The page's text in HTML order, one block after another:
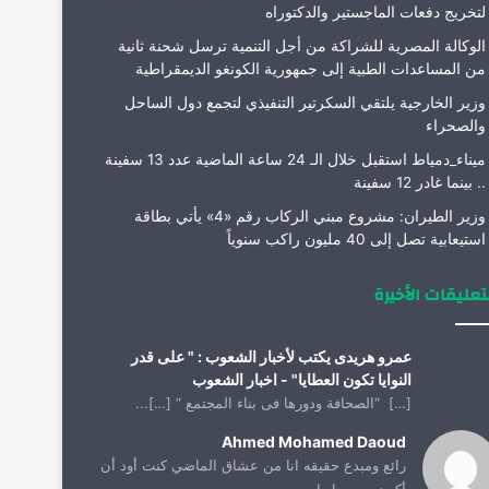
لتخريج دفعات الماجستير والدكتوراه
الوكالة المصرية للشراكة من أجل التنمية ترسل شحنة ثانية
من المساعدات الطبية إلى جمهورية الكونغو الديمقراطية
وزير الخارجية يلتقي السكرتير التنفيذي لتجمع دول الساحل
والصحراء
ميناء_دمياط استقبل خلال الـ 24 ساعة الماضية عدد 13 سفينة
.. بينما غادر 12 سفينة
وزير الطيران: مشروع مبني الركاب رقم «4» يأتي بطاقة
استيعابية تصل إلى 40 مليون راكب سنوياً
الأخيرة
عمرو هريدى يكتب لأخبار الشعوب : " على قدر
النوايا تكون العطايا" - اخبار الشعوب
[…] “الصحافة ودورها فى بناء المجتمع “ […]...
Ahmed Mohamed Daoud
رائع ومبدع حقيقه انا من عشاق الماضي كنت أود أن